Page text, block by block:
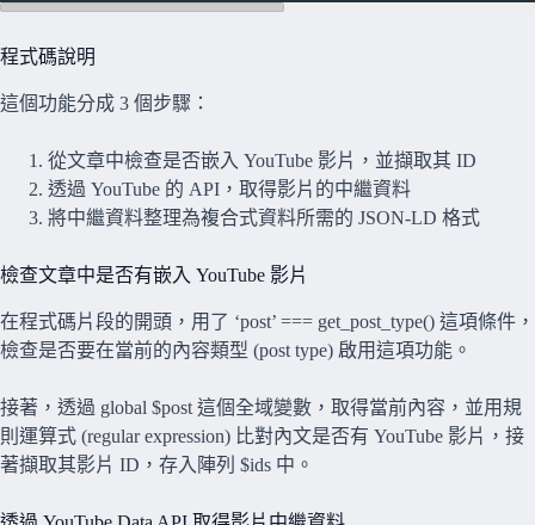
程式碼說明
這個功能分成 3 個步驟：
從文章中檢查是否嵌入 YouTube 影片，並擷取其 ID
透過 YouTube 的 API，取得影片的中繼資料
將中繼資料整理為複合式資料所需的 JSON-LD 格式
檢查文章中是否有嵌入 YouTube 影片
在程式碼片段的開頭，用了 ‘post’ === get_post_type() 這項條件，
檢查是否要在當前的內容類型 (post type) 啟用這項功能。
接著，透過 global $post 這個全域變數，取得當前內容，並用規
則運算式 (regular expression) 比對內文是否有 YouTube 影片，接
著擷取其影片 ID，存入陣列 $ids 中。